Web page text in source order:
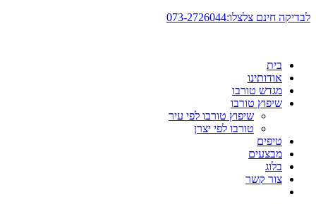
דלג
לבדיקה חינם צלצלו:073-2726044
בית
אודותינו
מגדש טורבו
שיפוץ טורבו
שיפוץ טורבו לפי עיר
טורבו לפי יצרן
טיפים
מבצעים
בלוג
צור קשר